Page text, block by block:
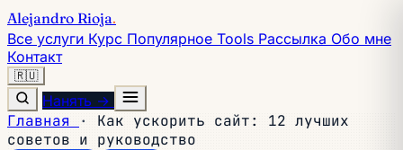
Alejandro Rioja.
Все услуги Курс Популярное Tools Рассылка Обо мне
Контакт
🇷🇺
Нанять →
Главная ·
Как ускорить сайт: 12 лучших
советов и руководство